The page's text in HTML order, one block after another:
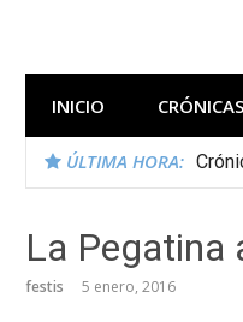
INICIO CRÓNICAS
ÚLTIMA HORA:
La Pegatina
festis 5 enero, 2016